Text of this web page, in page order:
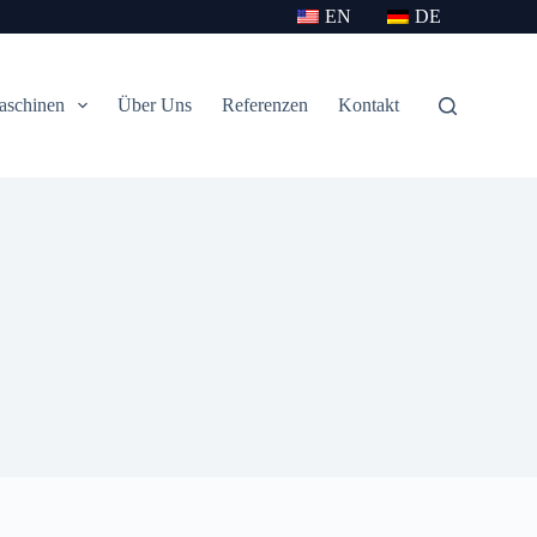
EN DE
Über Uns Referenzen Kontakt